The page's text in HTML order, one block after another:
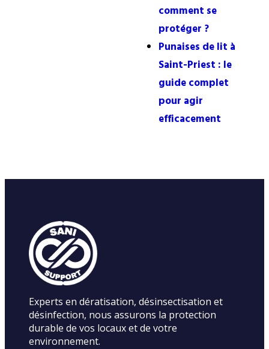
comment se
protéger ?
Punaises de lit à
Saint-Priest : le
guide complet
pour agir
efficacement
Experts en dératisation, désinsectisation et
désinfection, nous assurons la protection
durable de vos locaux et de votre
environnement.